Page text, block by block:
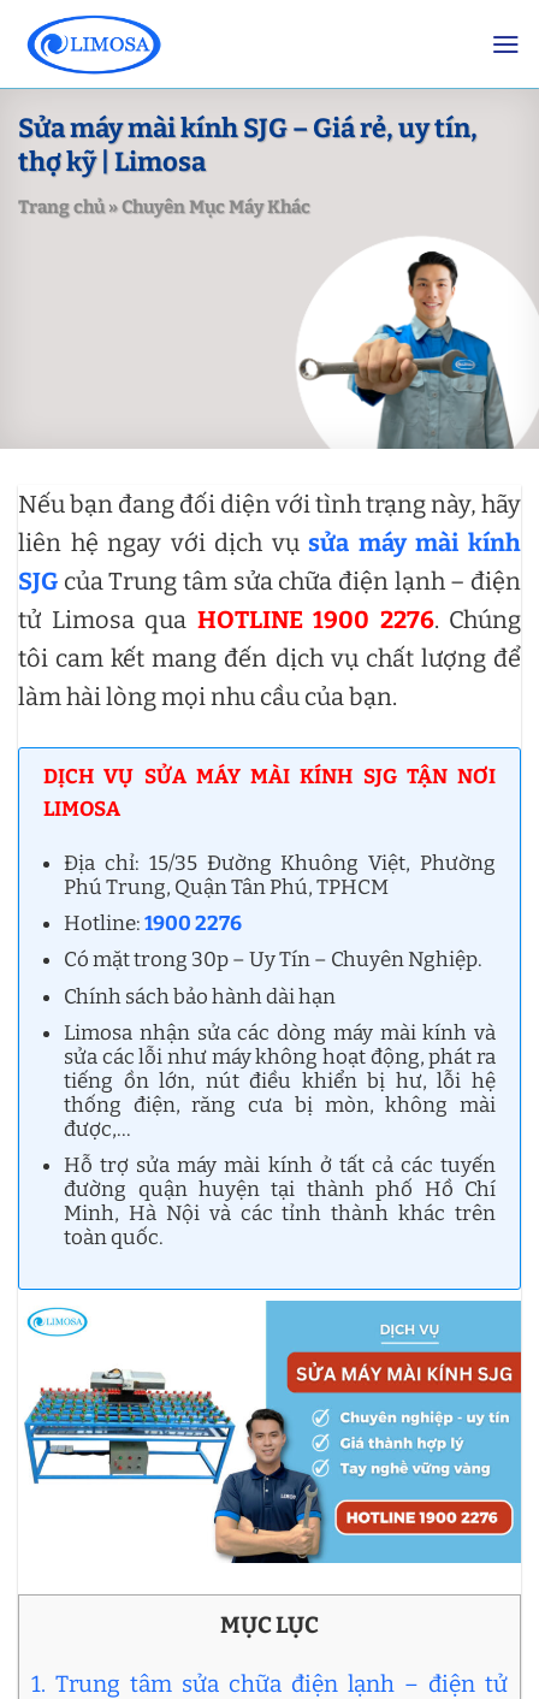
content
Sửa máy mài kính SJG – Giá rẻ, uy tín,
thợ kỹ | Limosa
Trang chủ»Chuyên Mục Máy Khác
Nếu bạn đang đối diện với tình trạng này, hãy
liên hệ ngay với dịch vụsửa máy mài kính
SJG của Trung tâm sửa chữa điện lạnh – điện
tử Limosa qua HOTLINE 1900 2276. Chúng
tôi cam kết mang đến dịch vụ chất lượng để
làm hài lòng mọi nhu cầu của bạn.
DỊCH VỤ SỬA MÁY MÀI KÍNH SJG TẬN NƠI
LIMOSA
Địa chỉ: 15/35 Đường Khuông Việt, Phường
Phú Trung, Quận Tân Phú, TPHCM
Hotline:1900 2276
Có mặt trong 30p – Uy Tín – Chuyên Nghiệp.
Chính sách bảo hành dài hạn
Limosa nhận sửa các dòng máy mài kính và
sửa các lỗi như máy không hoạt động, phát ra
tiếng ồn lớn, nút điều khiển bị hư, lỗi hệ
thống điện, răng cưa bị mòn, không mài
được,…
Hỗ trợ sửa máy mài kính ở tất cả các tuyến
đường quận huyện tại thành phố Hồ Chí
Minh, Hà Nội và các tỉnh thành khác trên
toàn quốc.
MỤC LỤC
1. Trung tâm sửa chữa điện lạnh – điện tử